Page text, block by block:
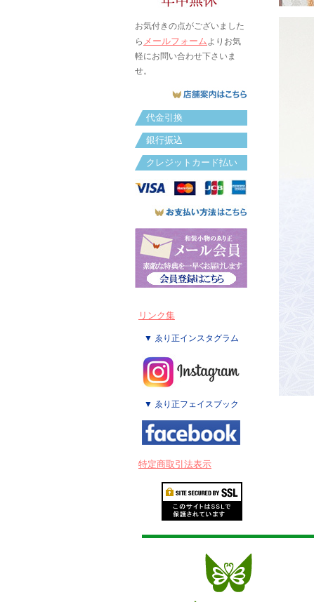
お気付きの点がございました
ら メールフォームよりお気
軽にお問い合わせ下さいま
せ。
代金引換
銀行振込
クレジットカード払い
リンク集
▼ ゑり正インスタグラム
▼ ゑり正フェイスブック
特定商取引法表示